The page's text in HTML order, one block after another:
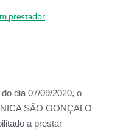
prestador
do dia07/09/2020, o
SÃO GONÇALO
a prestar